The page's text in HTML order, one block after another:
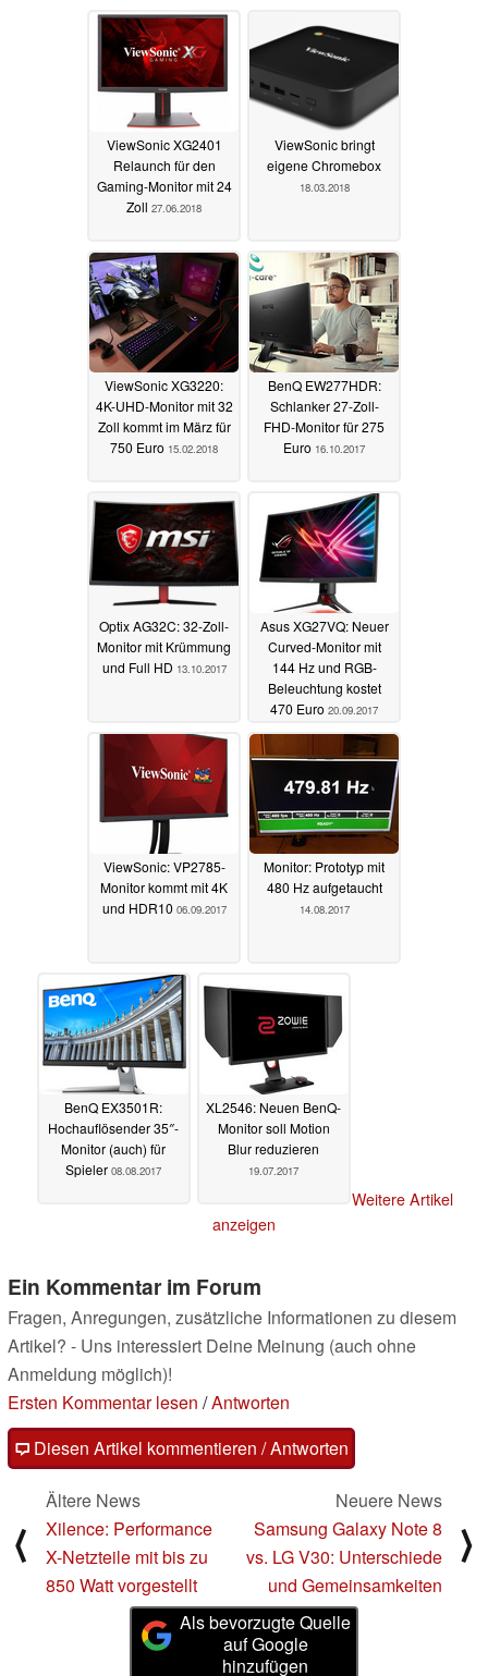
ViewSonic XG2401
Relaunch für den
Gaming-Monitor mit 24
Zoll 27.06.2018
ViewSonic bringt
eigene Chromebox
18.03.2018
ViewSonic XG3220:
4K-UHD-Monitor mit 32
Zoll kommt im März für
750 Euro 15.02.2018
BenQ EW277HDR:
Schlanker 27-Zoll-
FHD-Monitor für 275
Euro 16.10.2017
Optix AG32C: 32-Zoll-
Monitor mit Krümmung
und Full HD 13.10.2017
Asus XG27VQ: Neuer
Curved-Monitor mit
144 Hz und RGB-
Beleuchtung kostet
470 Euro 20.09.2017
ViewSonic: VP2785-
Monitor kommt mit 4K
und HDR10 06.09.2017
Monitor: Prototyp mit
480 Hz aufgetaucht
14.08.2017
BenQ EX3501R:
Hochauflösender 35″-
Monitor (auch) für
Spieler 08.08.2017
XL2546: Neuen BenQ-
Monitor soll Motion
Blur reduzieren
19.07.2017
Weitere Artikel
anzeigen
Ein Kommentar im Forum
Fragen, Anregungen, zusätzliche Informationen zu diesem
Artikel? - Uns interessiert Deine Meinung (auch ohne
Anmeldung möglich)!
Ersten Kommentar lesen /Antworten
Diesen Artikel kommentieren / Antworten
⟨
Ältere News
Xilence: Performance
X-Netzteile mit bis zu
850 Watt vorgestellt
Neuere News
Samsung Galaxy Note 8
vs. LG V30: Unterschiede
und Gemeinsamkeiten
⟩
Als bevorzugte Quelle
auf Google
hinzufügen